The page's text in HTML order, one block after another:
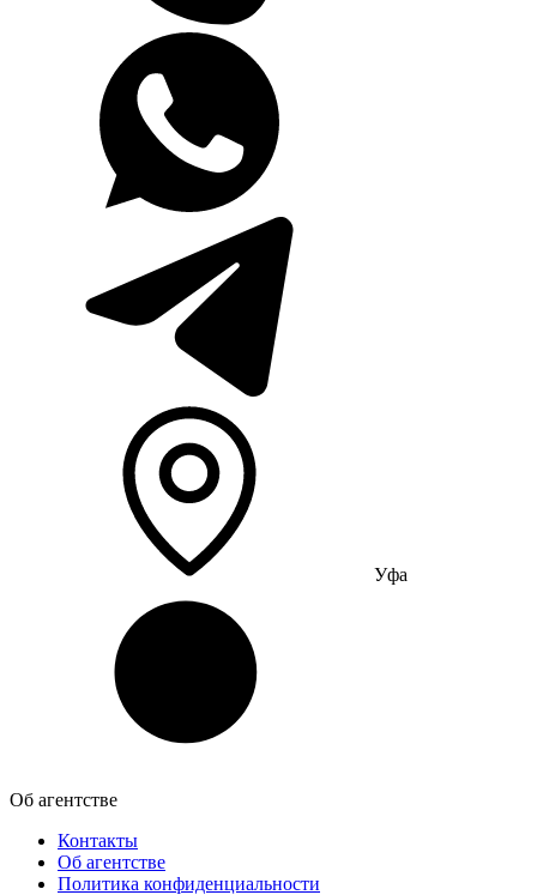
Уфа
Об агентстве
Контакты
Об агентстве
Политика конфиденциальности